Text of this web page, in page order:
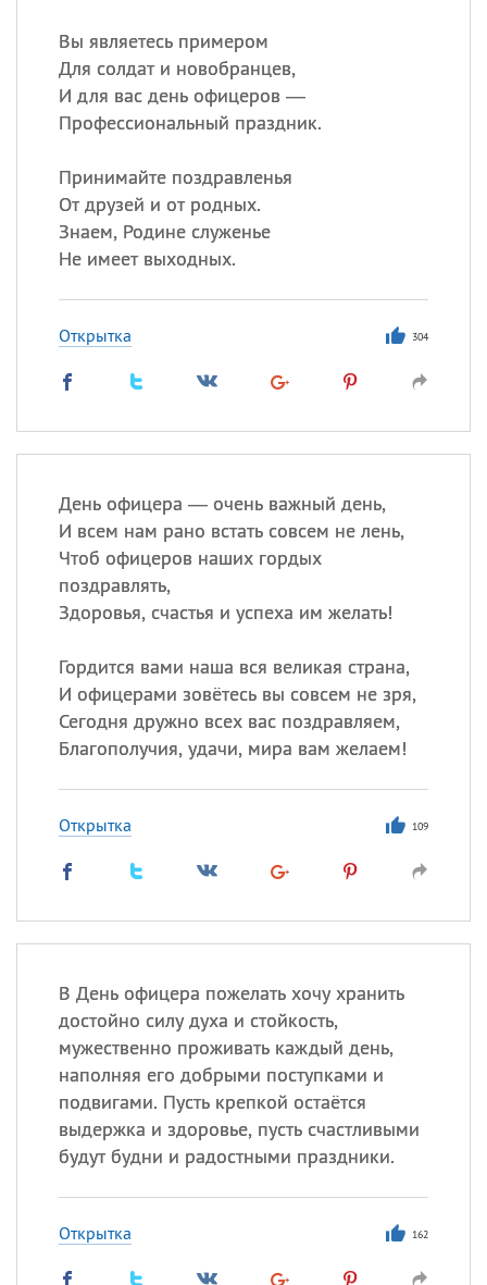
Вы являетесь примером
Для солдат и новобранцев,
И для вас день офицеров —
Профессиональный праздник.
Принимайте поздравленья
От друзей и от родных.
Знаем, Родине служенье
Не имеет выходных.
Открытка 304
День офицера — очень важный день,
И всем нам рано встать совсем не лень,
Чтоб офицеров наших гордых
поздравлять,
Здоровья, счастья и успеха им желать!
Гордится вами наша вся великая страна,
И офицерами зовётесь вы совсем не зря,
Сегодня дружно всех вас поздравляем,
Благополучия, удачи, мира вам желаем!
Открытка 109
В День офицера пожелать хочу хранить
достойно силу духа и стойкость,
мужественно проживать каждый день,
наполняя его добрыми поступками и
подвигами. Пусть крепкой остаётся
выдержка и здоровье, пусть счастливыми
будут будни и радостными праздники.
Открытка 162